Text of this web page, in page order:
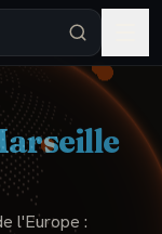
l'Europe :